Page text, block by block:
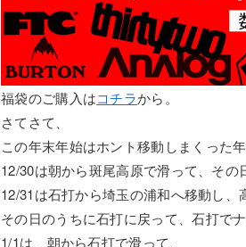
福袋のご購入はコチラから。
さてさて、
この年末年始はホント移動しまくった年
12/30は朝から斑尾高原で滑って、その
12/31は石打から埼玉の浦和へ移動し、
その日のうちに石打に戻って、石打で
1/1は、朝から石打で滑って、